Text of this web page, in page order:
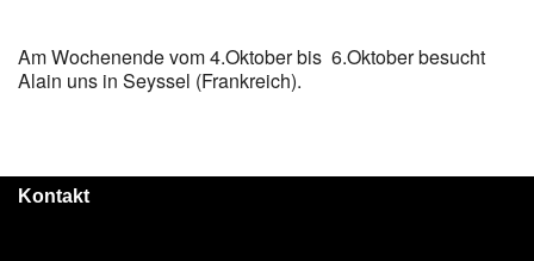
Am Wochenende vom 4.Oktober bis 6.Oktober besucht
Alain uns in Seyssel (Frankreich).
Kontakt